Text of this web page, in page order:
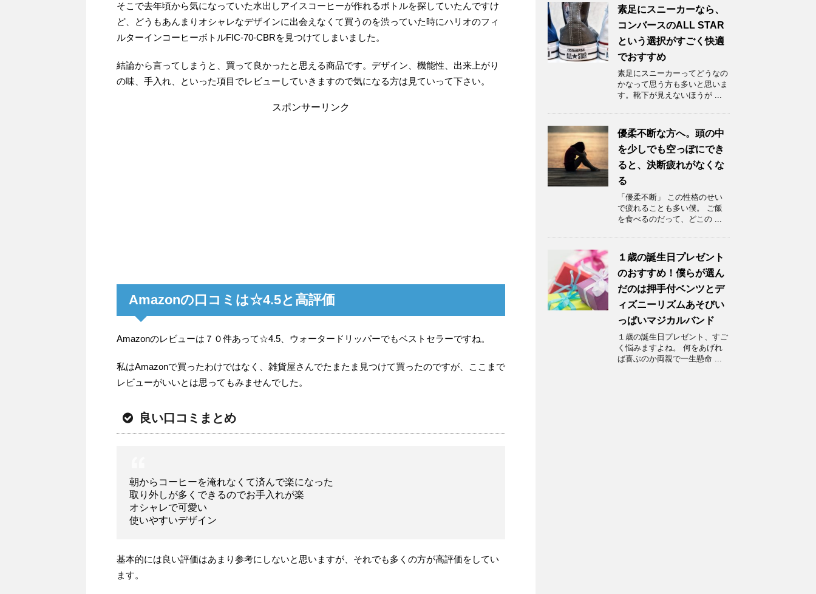
そこで去年頃から気になっていた水出しアイスコーヒーが作れるボトルを探していたんですけ
ど、どうもあんまりオシャレなデザインに出会えなくて買うのを渋っていた時にハリオのフィ
ルターインコーヒーボトルFIC-70-CBRを見つけてしまいました。
結論から言ってしまうと、買って良かったと思える商品です。デザイン、機能性、出来上がり
の味、手入れ、といった項目でレビューしていきますので気になる方は見ていって下さい。
スポンサーリンク
Amazonの口コミは☆4.5と高評価
Amazonのレビューは７０件あって☆4.5、ウォータードリッパーでもベストセラーですね。
私はAmazonで買ったわけではなく、雑貨屋さんでたまたま見つけて買ったのですが、ここまで
レビューがいいとは思ってもみませんでした。
良い口コミまとめ
朝からコーヒーを淹れなくて済んで楽になった
取り外しが多くできるのでお手入れが楽
オシャレで可愛い
使いやすいデザイン
基本的には良い評価はあまり参考にしないと思いますが、それでも多くの方が高評価をしてい
ます。
素足にスニーカーなら、
コンバースのALL STAR
という選択がすごく快適
でおすすめ
素足にスニーカーってどうなの
かなって思う方も多いと思いま
す。靴下が見えないほうが ...
優柔不断な方へ。頭の中
を少しでも空っぽにでき
ると、決断疲れがなくな
る
「優柔不断」 この性格のせい
で疲れることも多い僕。 ご飯
を食べるのだって、どこの ...
１歳の誕生日プレゼント
のおすすめ！僕らが選ん
だのは押手付ベンツとデ
ィズニーリズムあそびい
っぱいマジカルバンド
１歳の誕生日プレゼント、すご
く悩みますよね。 何をあげれ
ば喜ぶのか両親で一生懸命 ...